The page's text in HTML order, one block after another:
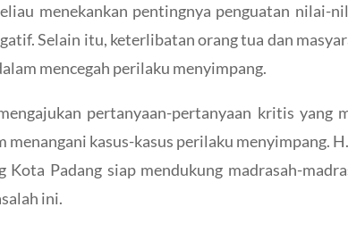
menekankan pentingnya penguatan nilai-
Selain itu, keterlibatan orang tua dan
mencegah perilaku menyimpang.
pertanyaan-pertanyaan kritis yang
menangani kasus-kasus perilaku menyimpang.
Kota Padang siap mendukung madrasah-
ini.